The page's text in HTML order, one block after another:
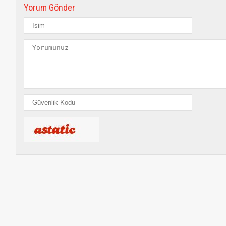
Yorum Gönder